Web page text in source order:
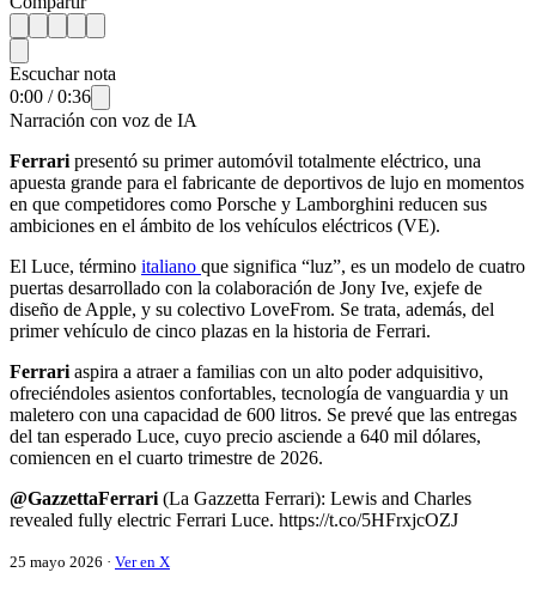
Escuchar nota
0:00 /0:36
Narración con voz de IA
Ferrari presentó su primer automóvil totalmente eléctrico, una
apuesta grande para el fabricante de deportivos de lujo en momentos
en que competidores como Porsche y Lamborghini reducen sus
ambiciones en el ámbito de los vehículos eléctricos (VE).
El Luce, término italiano que significa “luz”, es un modelo de cuatro
puertas desarrollado con la colaboración de Jony Ive, exjefe de
diseño de Apple, y su colectivo LoveFrom. Se trata, además, del
primer vehículo de cinco plazas en la historia de Ferrari.
Ferrari aspira a atraer a familias con un alto poder adquisitivo,
ofreciéndoles asientos confortables, tecnología de vanguardia y un
maletero con una capacidad de 600 litros. Se prevé que las entregas
del tan esperado Luce, cuyo precio asciende a 640 mil dólares,
comiencen en el cuarto trimestre de 2026.
@GazzettaFerrari (La Gazzetta Ferrari): Lewis and Charles
revealed fully electric Ferrari Luce. https://t.co/5HFrxjcOZJ
25 mayo 2026 · Ver en X